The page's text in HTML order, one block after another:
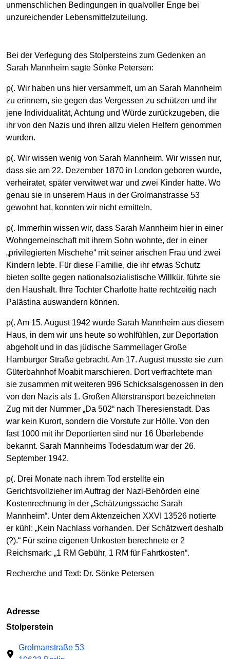
unmenschlichen Bedingungen in qualvoller Enge bei
unzureichender Lebensmittelzuteilung.
Bei der Verlegung des Stolpersteins zum Gedenken an
Sarah Mannheim sagte Sönke Petersen:
p(. Wir haben uns hier versammelt, um an Sarah Mannheim
zu erinnern, sie gegen das Vergessen zu schützen und ihr
jene Individualität, Achtung und Würde zurückzugeben, die
ihr von den Nazis und ihren allzu vielen Helfern genommen
wurden.
p(. Wir wissen wenig von Sarah Mannheim. Wir wissen nur,
dass sie am 22. Dezember 1870 in London geboren wurde,
verheiratet, später verwitwet war und zwei Kinder hatte. Wo
genau sie in unserem Haus in der Grolmanstrasse 53
gewohnt hat, konnten wir nicht ermitteln.
p(. Immerhin wissen wir, dass Sarah Mannheim hier in einer
Wohngemeinschaft mit ihrem Sohn wohnte, der in einer
„privilegierten Mischehe“ mit seiner arischen Frau und zwei
Kindern lebte. Für diese Familie, die ihr etwas Schutz
bieten sollte gegen nationalsozialistische Willkür, führte sie
den Haushalt. Ihre Tochter Charlotte hatte rechtzeitig nach
Palästina auswandern können.
p(. Am 15. August 1942 wurde Sarah Mannheim aus diesem
Haus, in dem wir uns heute so wohlfühlen, zur Deportation
abgeholt und in das jüdische Sammellager Große
Hamburger Straße gebracht. Am 17. August musste sie zum
Güterbahnhof Moabit marschieren. Dort verfrachtete man
sie zusammen mit weiteren 996 Schicksalsgenossen in den
von den Nazis als 1. Großen Alterstransport bezeichneten
Zug mit der Nummer „Da 502“ nach Theresienstadt. Das
war kein Kurort, sondern die Vorstufe zur Hölle. Von den
fast 1000 mit ihr Deportierten sind nur 16 Überlebende
bekannt. Sarah Mannheims Todesdatum war der 26.
September 1942.
p(. Drei Monate nach ihrem Tod erstellte ein
Gerichtsvollzieher im Auftrag der Nazi-Behörden eine
Kostenrechnung in der „Schätzungssache Sarah
Mannheim“. Unter dem Aktenzeichen XXVI 13526 notierte
er kühl: „Kein Nachlass vorhanden. Der Schätzwert deshalb
(?).“ Für seine eigenen Unkosten berechnete er 2
Reichsmark: „1 RM Gebühr, 1 RM für Fahrtkosten“.
Recherche und Text: Dr. Sönke Petersen
Adresse
Stolperstein
Grolmanstraße 53